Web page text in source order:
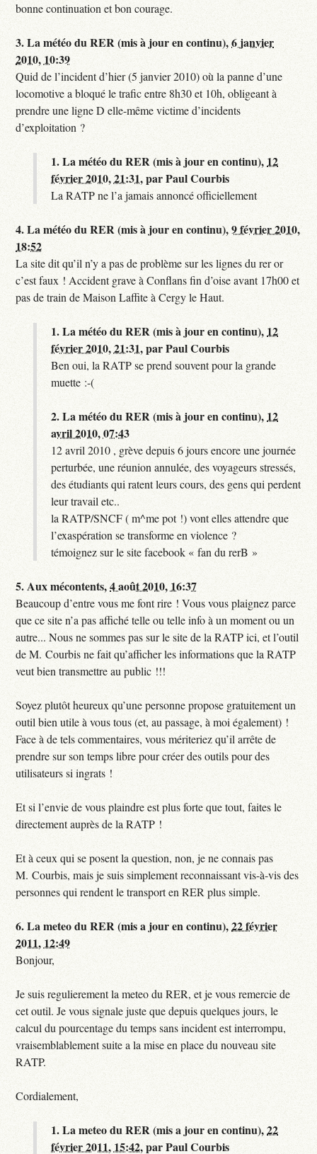
bonne continuation et bon courage.
3.La météo du RER (mis à jour en continu),6 janvier
2010, 10:39
Quid de l’incident d’hier (5 janvier 2010) où la panne d’une
locomotive a bloqué le trafic entre 8h30 et 10h, obligeant à
prendre une ligne D elle-même victime d’incidents
d’exploitation ?
1.La météo du RER (mis à jour en continu), 12
février 2010, 21:31,parPaul Courbis
La RATP ne l’a jamais annoncé officiellement
4.La météo du RER (mis à jour en continu),9 février 2010,
18:52
La site dit qu’il n’y a pas de problème sur les lignes du rer or
c’est faux ! Accident grave à Conflans fin d’oise avant 17h00 et
pas de train de Maison Laffite à Cergy le Haut.
1.La météo du RER (mis à jour en continu), 12
février 2010, 21:31,parPaul Courbis
Ben oui, la RATP se prend souvent pour la grande
muette :-(
2.La météo du RER (mis à jour en continu), 12
avril 2010, 07:43
12 avril 2010 , grève depuis 6 jours encore une journée
perturbée, une réunion annulée, des voyageurs stressés,
des étudiants qui ratent leurs cours, des gens qui perdent
leur travail etc..
la RATP/SNCF ( m^me pot !) vont elles attendre que
l’exaspération se transforme en violence ?
témoignez sur le site facebook « fan du rerB »
5.Aux mécontents,4 août 2010, 16:37
Beaucoup d’entre vous me font rire ! Vous vous plaignez parce
que ce site n’a pas affiché telle ou telle info à un moment ou un
autre... Nous ne sommes pas sur le site de la RATP ici, et l’outil
de M. Courbis ne fait qu’afficher les informations que la RATP
veut bien transmettre au public !!!
Soyez plutôt heureux qu’une personne propose gratuitement un
outil bien utile à vous tous (et, au passage, à moi également) !
Face à de tels commentaires, vous mériteriez qu’il arrête de
prendre sur son temps libre pour créer des outils pour des
utilisateurs si ingrats !
Et si l’envie de vous plaindre est plus forte que tout, faites le
directement auprès de la RATP !
Et à ceux qui se posent la question, non, je ne connais pas
M. Courbis, mais je suis simplement reconnaissant vis-à-vis des
personnes qui rendent le transport en RER plus simple.
6.La meteo du RER (mis a jour en continu),22 février
2011, 12:49
Bonjour,
Je suis regulierement la meteo du RER, et je vous remercie de
cet outil. Je vous signale juste que depuis quelques jours, le
calcul du pourcentage du temps sans incident est interrompu,
vraisemblablement suite a la mise en place du nouveau site
RATP.
Cordialement,
1.La meteo du RER (mis a jour en continu),22
février 2011, 15:42,parPaul Courbis